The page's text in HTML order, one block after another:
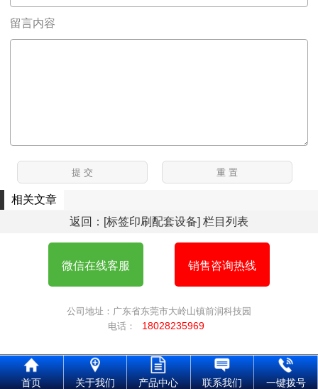
留言内容
相关文章
返回：[标签印刷配套设备] 栏目列表
微信在线客服 销售咨询热线
公司地址：广东省东莞市大岭山镇前润科技园
电话：
18028235969
首页 关于我们 产品中心 联系我们 一键拨号